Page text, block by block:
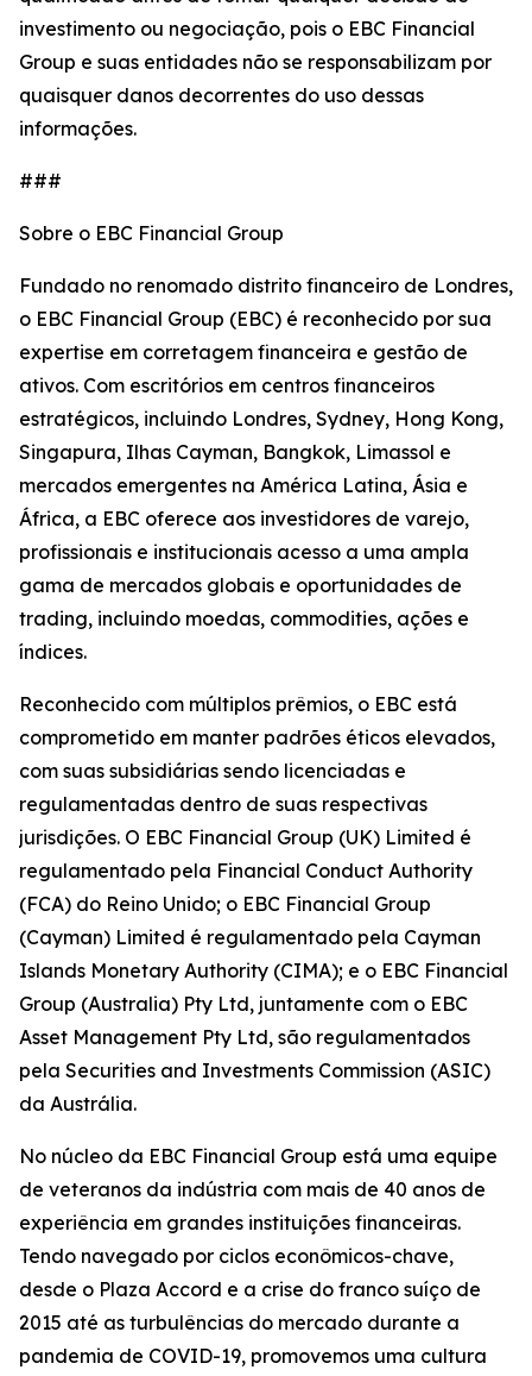
investimento ou negociação, pois o EBC Financial
Group e suas entidades não se responsabilizam por
quaisquer danos decorrentes do uso dessas
informações.
###
Sobre o EBC Financial Group
Fundado no renomado distrito financeiro de Londres,
o EBC Financial Group (EBC) é reconhecido por sua
expertise em corretagem financeira e gestão de
ativos. Com escritórios em centros financeiros
estratégicos, incluindo Londres, Sydney, Hong Kong,
Singapura, Ilhas Cayman, Bangkok, Limassol e
mercados emergentes na América Latina, Ásia e
África, a EBC oferece aos investidores de varejo,
profissionais e institucionais acesso a uma ampla
gama de mercados globais e oportunidades de
trading, incluindo moedas, commodities, ações e
índices.
Reconhecido com múltiplos prêmios, o EBC está
comprometido em manter padrões éticos elevados,
com suas subsidiárias sendo licenciadas e
regulamentadas dentro de suas respectivas
jurisdições. O EBC Financial Group (UK) Limited é
regulamentado pela Financial Conduct Authority
(FCA) do Reino Unido; o EBC Financial Group
(Cayman) Limited é regulamentado pela Cayman
Islands Monetary Authority (CIMA); e o EBC Financial
Group (Australia) Pty Ltd, juntamente com o EBC
Asset Management Pty Ltd, são regulamentados
pela Securities and Investments Commission (ASIC)
da Austrália.
No núcleo da EBC Financial Group está uma equipe
de veteranos da indústria com mais de 40 anos de
experiência em grandes instituições financeiras.
Tendo navegado por ciclos econômicos-chave,
desde o Plaza Accord e a crise do franco suíço de
2015 até as turbulências do mercado durante a
pandemia de COVID-19, promovemos uma cultura